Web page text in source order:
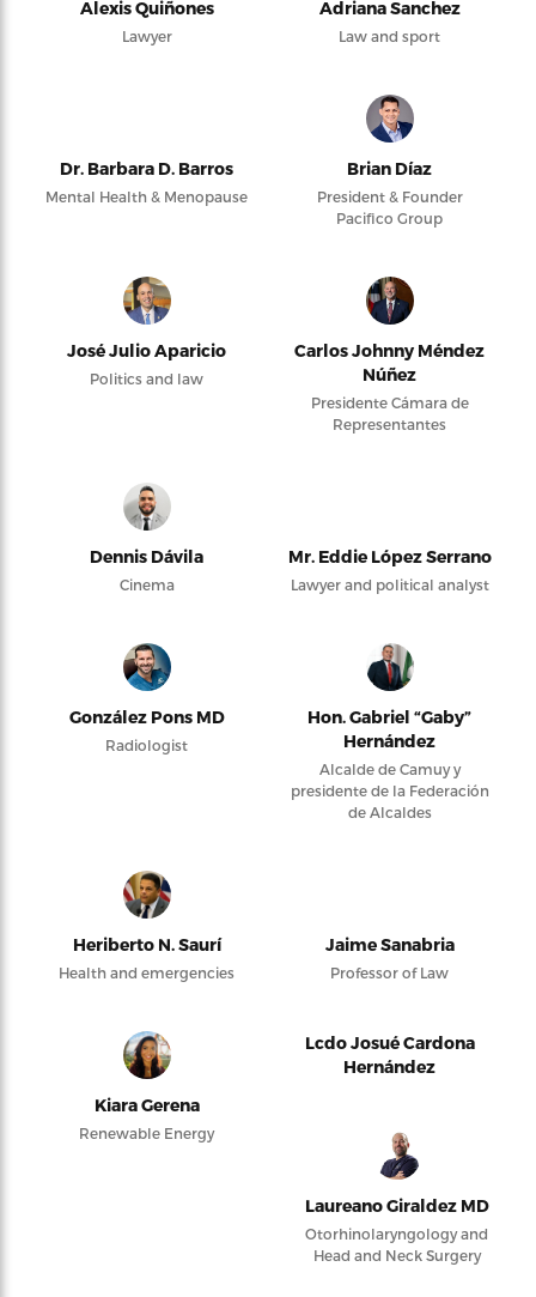
Alexis Quiñones
Lawyer
Adriana Sanchez
Law and sport
Dr. Barbara D. Barros
Mental Health & Menopause
Brian Díaz
President & Founder
Pacifico Group
José Julio Aparicio
Politics and law
Carlos Johnny Méndez
Núñez
Presidente Cámara de
Representantes
Dennis Dávila
Cinema
Mr. Eddie López Serrano
Lawyer and political analyst
González Pons MD
Radiologist
Hon. Gabriel “Gaby”
Hernández
Alcalde de Camuy y
presidente de la Federación
de Alcaldes
Heriberto N. Saurí
Health and emergencies
Jaime Sanabria
Professor of Law
Kiara Gerena
Renewable Energy
Lcdo Josué Cardona
Hernández
Laureano Giraldez MD
Otorhinolaryngology and
Head and Neck Surgery